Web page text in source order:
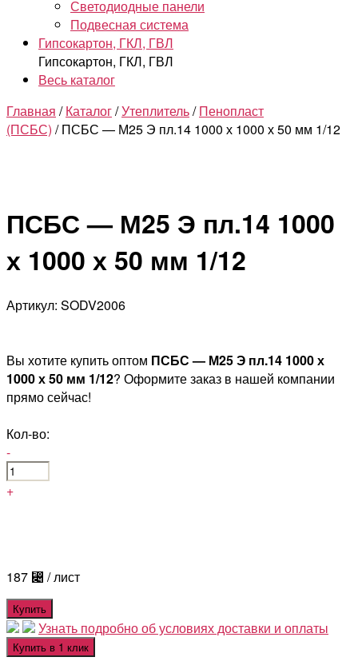
Светодиодные панели
Подвесная система
Гипсокартон, ГКЛ, ГВЛ
Гипсокартон, ГКЛ, ГВЛ
Весь каталог
Главная /Каталог/Утеплитель/Пенопласт
(ПСБС) / ПСБС — М25 Э пл.14 1000 х 1000 х 50 мм 1/12
ПСБС — М25 Э пл.14 1000
х 1000 х 50 мм 1/12
Артикул: SODV2006
Вы хотите купить оптом ПСБС — М25 Э пл.14 1000 х
1000 х 50 мм 1/12? Оформите заказ в нашей компании
прямо сейчас!
Кол-во:
-
+
187 ⃄ / лист
Купить
Узнать подробно об условиях доставки и оплаты
Купить в 1 клик